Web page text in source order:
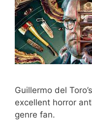
Guillermo del
excellent horror
genre fan.